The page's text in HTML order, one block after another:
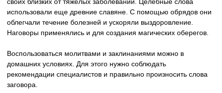
использовали еще древние славяне. С помощью обрядов они
облегчали течение болезней и ускоряли выздоровление.
Наговоры применялись и для создания магических оберегов.
Воспользоваться молитвами и заклинаниями можно в
домашних условиях. Для этого нужно соблюдать
рекомендации специалистов и правильно произносить слова
заговора.